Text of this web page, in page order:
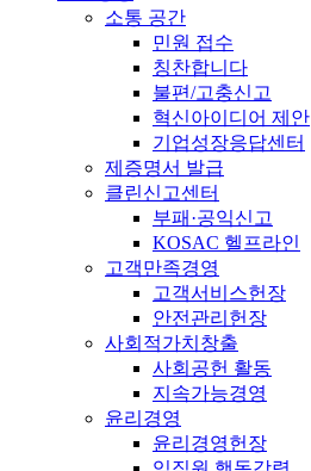
소통 공간
민원 접수
칭찬합니다
불편/고충신고
혁신아이디어 제안
기업성장응답센터
제증명서 발급
클린신고센터
부패·공익신고
KOSAC 헬프라인
고객만족경영
고객서비스헌장
안전관리헌장
사회적가치창출
사회공헌 활동
지속가능경영
윤리경영
윤리경영헌장